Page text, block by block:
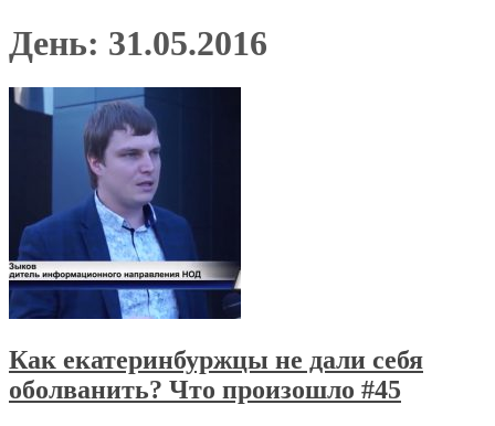
День: 31.05.2016
Как екатеринбуржцы не дали себя
оболванить? Что произошло #45